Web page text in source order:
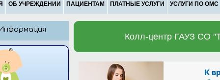
ОБ УЧРЕЖДЕНИИ ПАЦИЕНТАМ ПЛАТНЫЕ УСЛУГИ УСЛУГИ ПО ОМС
Колл-центр ГАУЗ СО